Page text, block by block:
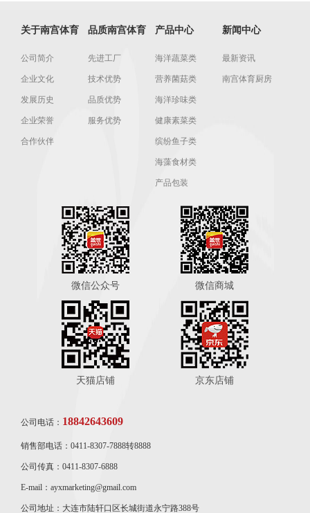
关于南宫体育
公司简介
企业文化
发展历史
企业荣誉
合作伙伴
品质南宫体育
先进工厂
技术优势
品质优势
服务优势
产品中心
海洋蔬菜类
营养菌菇类
海洋珍味类
健康素菜类
缤纷鱼子类
海藻食材类
产品包装
新闻中心
最新资讯
南宫体育厨房
微信公众号 微信商城
天猫店铺 京东店铺
公司电话： 18842643609
销售部电话：0411-8307-7888转8888
公司传真：0411-8307-6888
E-mail：ayxmarketing@gmail.com
公司地址：大连市陆轩口区长城街道永宁路388号